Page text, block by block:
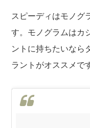
スピーディはモノグ
す。モノグラムはカ
ントに持ちたいなら
ラントがオススメで